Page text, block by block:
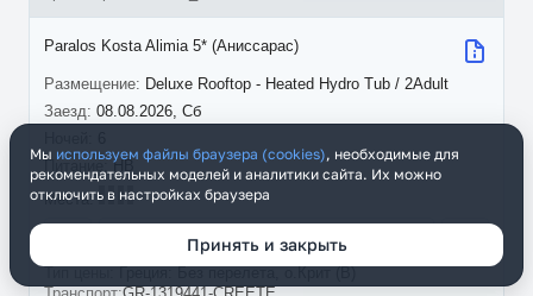
08.08.2026, Сб
Paralos Kosta Alimia 5* (Аниссарас)
Deluxe Rooftop - Heated Hydro Tub / 2Adult
HB
Мы используем файлы браузера (cookies), необходимые для
рекомендательных моделей и аналитики сайта. Их можно
отключить в настройках браузера
Принять и закрыть